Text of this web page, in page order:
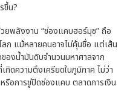
ขึ้น?
ยพลังงาน “ช่องแคบฮอร์มุซ” ถือ
ก แม้หลายคนอาจไม่คุ้นชื่อ แต่เส้น
งน้ำมันดิบจำนวนมหาศาลจาก
ดความตึงเครียดในภูมิภาค ไม่ว่า
รือการขู่ปิดช่องแคบ ตลาดการเงิน